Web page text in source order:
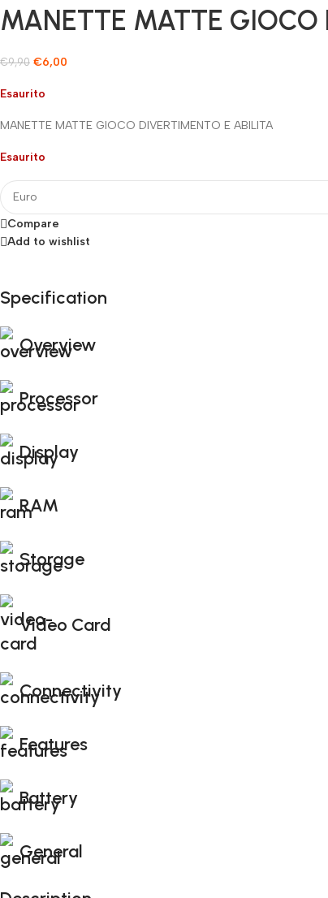
MANETTE MATTE
€9,90 €6,00
Esaurito
MANETTE MATTE GIOCO DIVERTIMENTO E ABILITA
Esaurito
Compare
Add to wishlist
Fino al 12 Ottobre...
Specification
Overview
Processor
Display
RAM
Storage
Video Card
Connectivity
Features
Battery
General